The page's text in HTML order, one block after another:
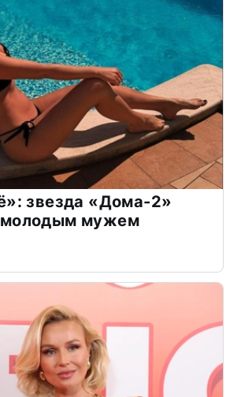
звезда «Дома-2»
молодым мужем